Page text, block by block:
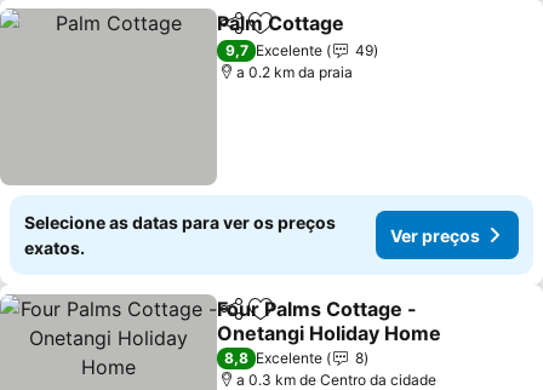
PartilharAdicionar aos favoritos
Palm Cottage
9,7 Excelente
49
a 0.2 km da praia
Selecione as datas para ver os preços
exatos.
Ver preços
PartilharAdicionar aos favoritos
Four Palms Cottage -
Onetangi Holiday Home
Ver preços
8,8 Excelente
8
a 0.3 km de Centro da cidade